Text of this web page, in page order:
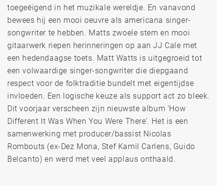
toegeëigend in het muzikale wereldje. En vanavond
bewees hij een mooi oeuvre als americana singer-
songwriter te hebben. Matts zwoele stem en mooi
gitaarwerk riepen herinneringen op aan JJ Cale met
een hedendaagse toets. Matt Watts is uitgegroeid tot
een volwaardige singer-songwriter die diepgaand
respect voor de folktraditie bundelt met eigentijdse
invloeden. Een logische keuze als support act zo bleek.
Dit voorjaar verscheen zijn nieuwste album ‘How
Different It Was When You Were There’. Het is een
samenwerking met producer/bassist Nicolas
Rombouts (ex-Dez Mona, Stef Kamil Carlens, Guido
Belcanto) en werd met veel applaus onthaald.